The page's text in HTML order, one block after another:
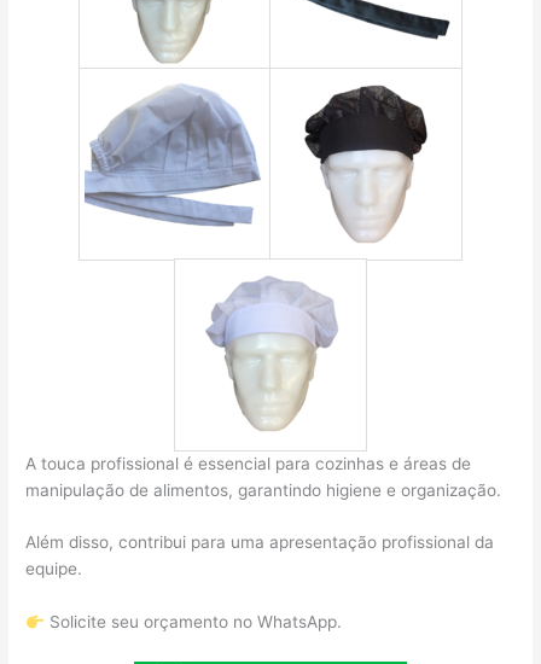
A touca profissional é essencial para cozinhas e áreas de
manipulação de alimentos, garantindo higiene e organização.
Além disso, contribui para uma apresentação profissional da
equipe.
Solicite seu orçamento no WhatsApp.